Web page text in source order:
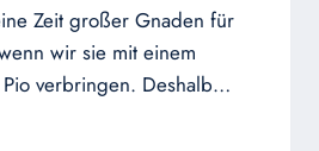
Zeit großer Gnaden für
wir sie mit einem
verbringen. Deshalb…